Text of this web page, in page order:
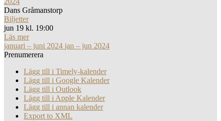
Dans Gråmanstorp
Biljetter
jun 19 kl. 19:00
Läs mer
januari – juni 2024 jan – jun 2024
Prenumerera
Lägg till i Timely-kalender
Lägg till i Google Kalender
Lägg till i Outlook
Lägg till i Apple Kalender
Lägg till i annan kalender
Export to XML